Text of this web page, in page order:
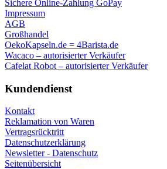
Sichere Online-Zahlung GoPay
Impressum
AGB
Großhandel
OekoKapseln.de = 4Barista.de
Wacaco – autorisierter Verkäufer
Cafelat Robot – autorisierter Verkäufer
Kundendienst
Kontakt
Reklamation von Waren
Vertragsrücktritt
Datenschutzerklärung
Newsletter - Datenschutz
Seitenübersicht